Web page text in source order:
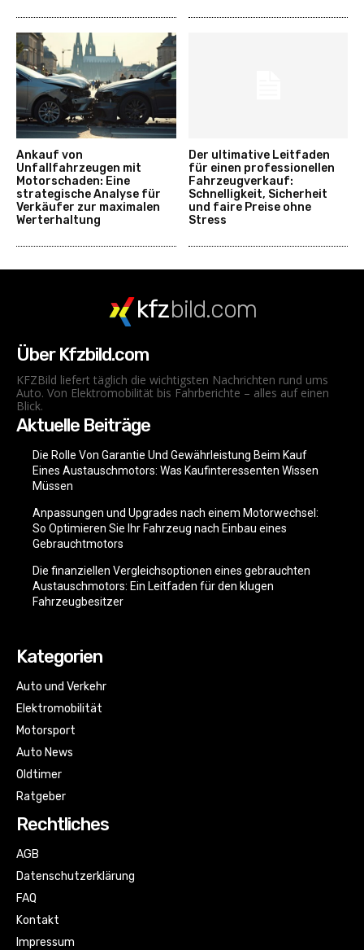
Ankauf von
Unfallfahrzeugen mit
Motorschaden: Eine
strategische Analyse für
Verkäufer zur maximalen
Werterhaltung
Der ultimative Leitfaden
für einen professionellen
Fahrzeugverkauf:
Schnelligkeit, Sicherheit
und faire Preise ohne
Stress
kfzbild.com
Über Kfzbild.com
KFZBild liefert täglich die wichtigsten Nachrichten rund ums
Auto. Von Elektromobilität bis Fahrberichte – alles auf einen
Blick.
Aktuelle Beiträge
Die Rolle Von Garantie Und Gewährleistung Beim Kauf
Eines Austauschmotors: Was Kaufinteressenten Wissen
Müssen
Anpassungen und Upgrades nach einem Motorwechsel:
So Optimieren Sie Ihr Fahrzeug nach Einbau eines
Gebrauchtmotors
Die finanziellen Vergleichsoptionen eines gebrauchten
Austauschmotors: Ein Leitfaden für den klugen
Fahrzeugbesitzer
Kategorien
Auto und Verkehr
Elektromobilität
Motorsport
Auto News
Oldtimer
Ratgeber
Rechtliches
AGB
Datenschutzerklärung
FAQ
Kontakt
Impressum